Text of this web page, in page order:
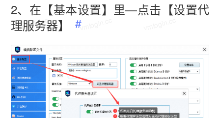
2、在【基本设置】里—点击【设置代
理服务器】
vmlogin.cc vmlogin.cc